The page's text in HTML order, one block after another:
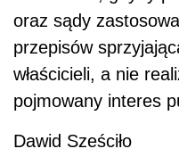
oraz sądy
przepisów
właścicieli, a nie
pojmowany interes
Dawid Sześciło